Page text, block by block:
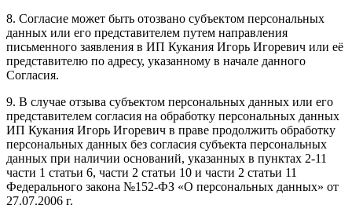
8. Согласие может быть отозвано субъектом персональных
данных или его представителем путем направления
письменного заявления в ИП Кукания Игорь Игоревич или её
представителю по адресу, указанному в начале данного
Согласия.
9. В случае отзыва субъектом персональных данных или его
представителем согласия на обработку персональных данных
ИП Кукания Игорь Игоревич в праве продолжить обработку
персональных данных без согласия субъекта персональных
данных при наличии оснований, указанных в пунктах 2-11
части 1 статьи 6, части 2 статьи 10 и части 2 статьи 11
Федерального закона №152-ФЗ «О персональных данных» от
27.07.2006 г.